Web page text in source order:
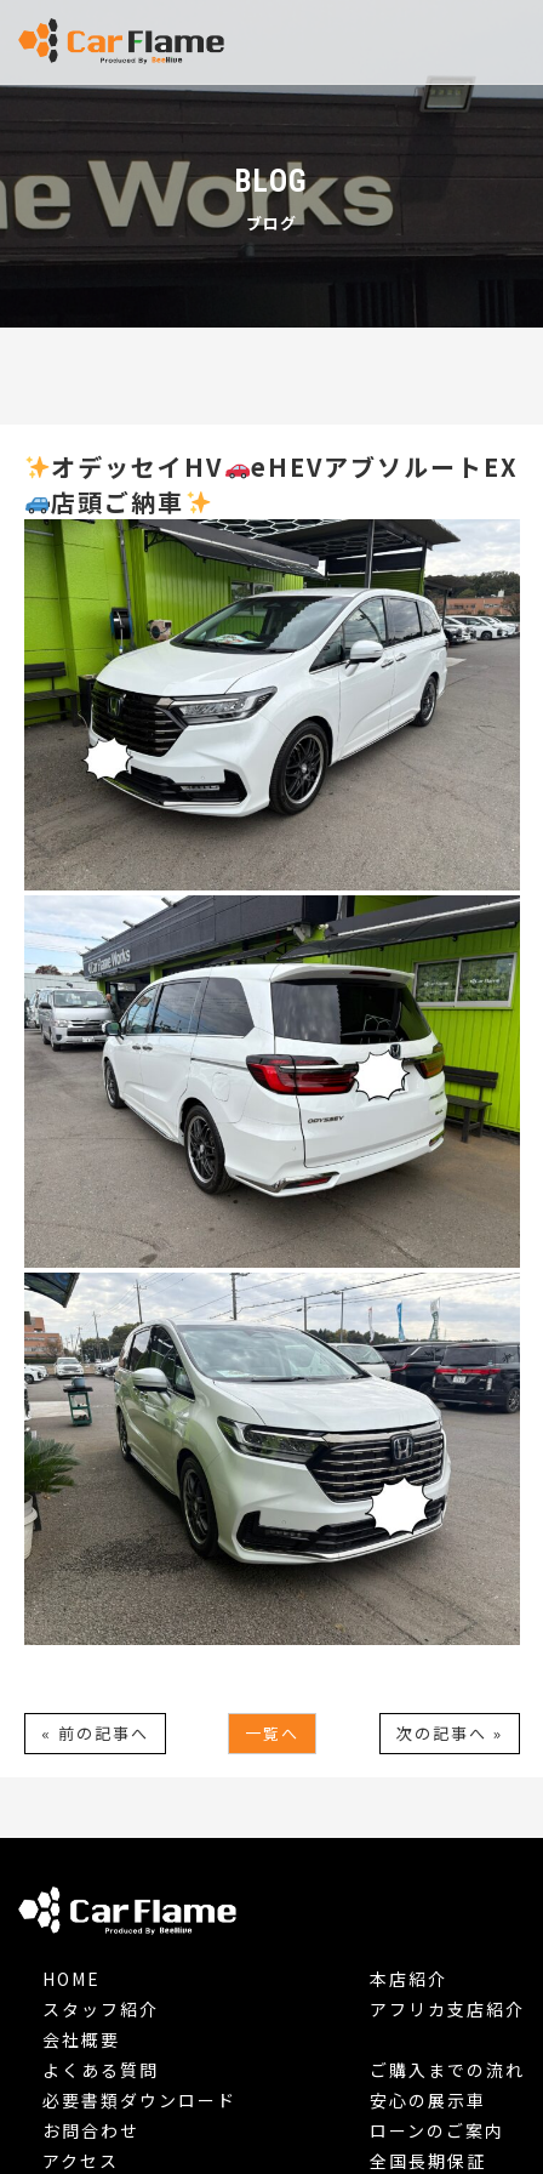
BLOG
ブログ
オデッセイHV
eHEVアブソルートEX
店頭ご納車
« 前の記事へ 一覧へ 次の記事へ »
HOME
スタッフ紹介
会社概要
本店紹介
アフリカ支店紹介
よくある質問
必要書類ダウンロード
お問合わせ
アクセス
ご購入までの流れ
安心の展示車
ローンのご案内
全国長期保証